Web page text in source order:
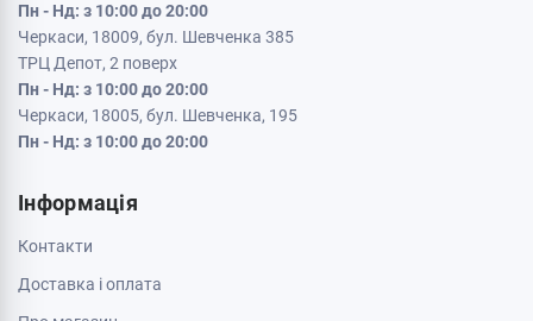
Пн - Нд: з 10:00 до 20:00
Черкаси, 18009, бул. Шевченка 385
ТРЦ Депот, 2 поверх
Пн - Нд: з 10:00 до 20:00
Черкаси, 18005, бул. Шевченка, 195
Пн - Нд: з 10:00 до 20:00
Інформація
Контакти
Доставка і оплата